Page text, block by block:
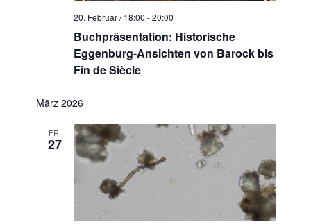
20. Februar / 18:00 -20:00
Buchpräsentation: Historische
Eggenburg-Ansichten von Barock bis
Fin de Siècle
März 2026
FR.
27